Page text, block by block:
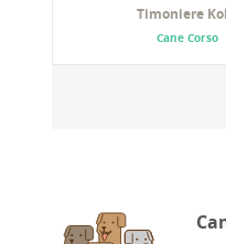
Timoniere
Cane Corso